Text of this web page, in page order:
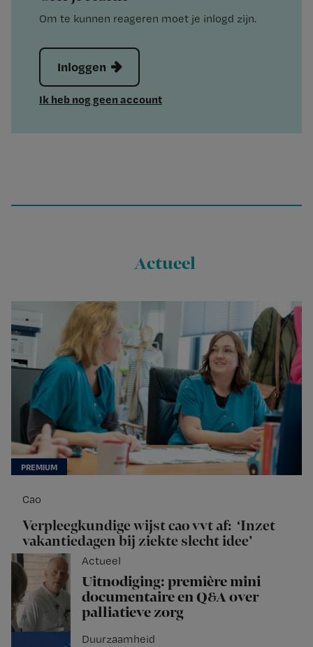
Om te kunnen reageren moet je inlogd zijn.
Inloggen
Ik heb nog geen account
Actueel
Cao
Verpleegkundige wijst cao vvt af: ‘Inzet
vakantiedagen bij ziekte slecht idee’
Actueel
Uitnodiging: première mini
documentaire en Q&A over
palliatieve zorg
Duurzaamheid